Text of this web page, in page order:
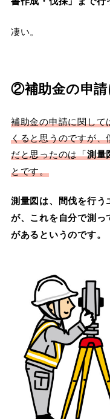
凄い。
②補助金の申
補助金の申請に関し
くると思うのですが
だと思ったのは「測量
とです。
測量図は、間伐を行
が、これを自分で測
があるというのです。